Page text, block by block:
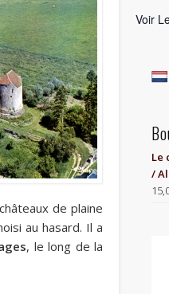
de plaine
au hasard. Il a
, le long de la
Voir
Le
/